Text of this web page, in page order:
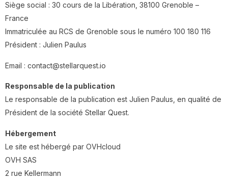
Siège social : 30 cours de la Libération, 38100 Grenoble –
France
Immatriculée au RCS de Grenoble sous le numéro 100 180 116
Président : Julien Paulus
Email : contact@stellarquest.io
Responsable de la publication
Le responsable de la publication est Julien Paulus, en qualité de
Président de la société Stellar Quest.
Hébergement
Le site est hébergé par OVHcloud
OVH SAS
2 rue Kellermann